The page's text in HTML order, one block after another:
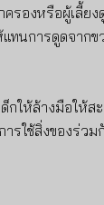
ครองหรือผู้เลี้ยง
ทนการดูดจากข
กให้ล้างมือให้ส
รใช้สิ่งของร่ว